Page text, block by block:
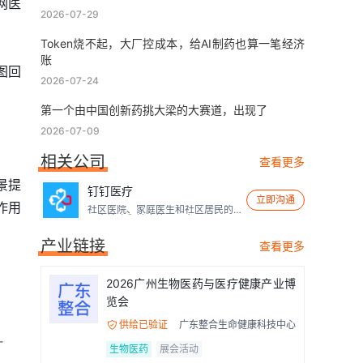
医
回
提
用
2026-07-29
Token烧不起，大厂控成本，给AI制药也算一笔经济
账
2026-07-24
第一个由中国创新药挑大梁的大赛道，出现了
2026-07-09
相关公司 查看更多
钉钉医疗
社区医院、家庭医生和社区居民的
立即沟通
产业链接 查看更多
2026广州生物医药与医疗健康产业博
览会
 供给已验证
广东整合生命健康科技中心
生物医药
展会活动